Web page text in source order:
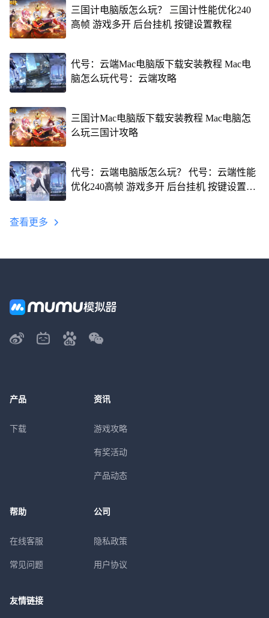
三国计电脑版怎么玩？ 三国计性能优化240
高帧 游戏多开 后台挂机 按键设置教程
代号：云端Mac电脑版下载安装教程 Mac电
脑怎么玩代号：云端攻略
三国计Mac电脑版下载安装教程 Mac电脑怎
么玩三国计攻略
代号：云端电脑版怎么玩？ 代号：云端性能
优化240高帧 游戏多开 后台挂机 按键设置教
查看更多
产品
下载
资讯
游戏攻略
有奖活动
产品动态
帮助
在线客服
常见问题
公司
隐私政策
用户协议
友情链接